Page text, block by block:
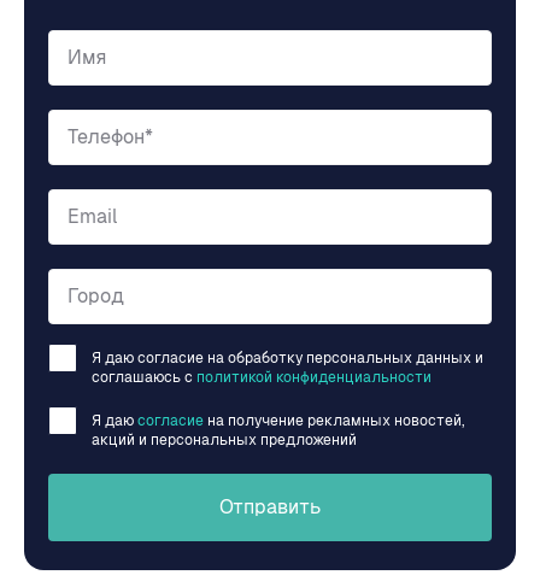
Имя
Телефон*
Email
Город
Я даю согласие на обработку персональных данных и
соглашаюсь c политикой конфиденциальности
Я даю согласие на получение рекламных новостей,
акций и персональных предложений
Отправить